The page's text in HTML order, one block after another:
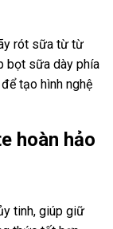
rót sữa từ từ
bọt sữa dày phía
tạo hình nghệ
hoàn hảo
tinh, giúp giữ